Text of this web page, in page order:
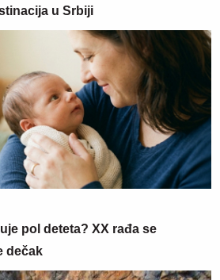
u Srbiji
pol deteta? XX rađa se
dečak